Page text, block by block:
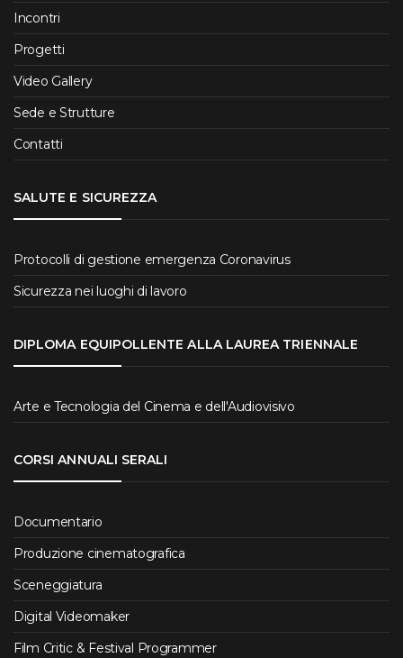
Incontri
Progetti
Video Gallery
Sede e Strutture
Contatti
SALUTE E SICUREZZA
Protocolli di gestione emergenza Coronavirus
Sicurezza nei luoghi di lavoro
DIPLOMA EQUIPOLLENTE ALLA LAUREA TRIENNALE
Arte e Tecnologia del Cinema e dell'Audiovisivo
CORSI ANNUALI SERALI
Documentario
Produzione cinematografica
Sceneggiatura
Digital Videomaker
Film Critic & Festival Programmer